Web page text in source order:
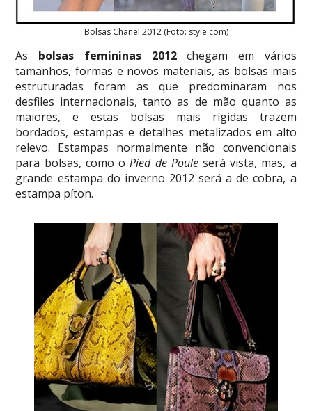
Bolsas Chanel 2012 (Foto: style.com)
As bolsas femininas 2012chegam em vários
tamanhos, formas e novos materiais, as bolsas mais
estruturadas foram as que predominaram nos
desfiles internacionais, tanto as de mão quanto as
maiores, e estas bolsas mais rígidas trazem
bordados, estampas e detalhes metalizados em alto
relevo. Estampas normalmente não convencionais
para bolsas, como oPied de Pouleserá vista, mas, a
grande estampa do inverno 2012 será a de cobra, a
estampa píton.